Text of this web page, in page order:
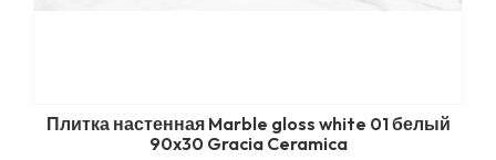
Плитка настенная Marble gloss white 01 белый
90x30 Gracia Ceramica